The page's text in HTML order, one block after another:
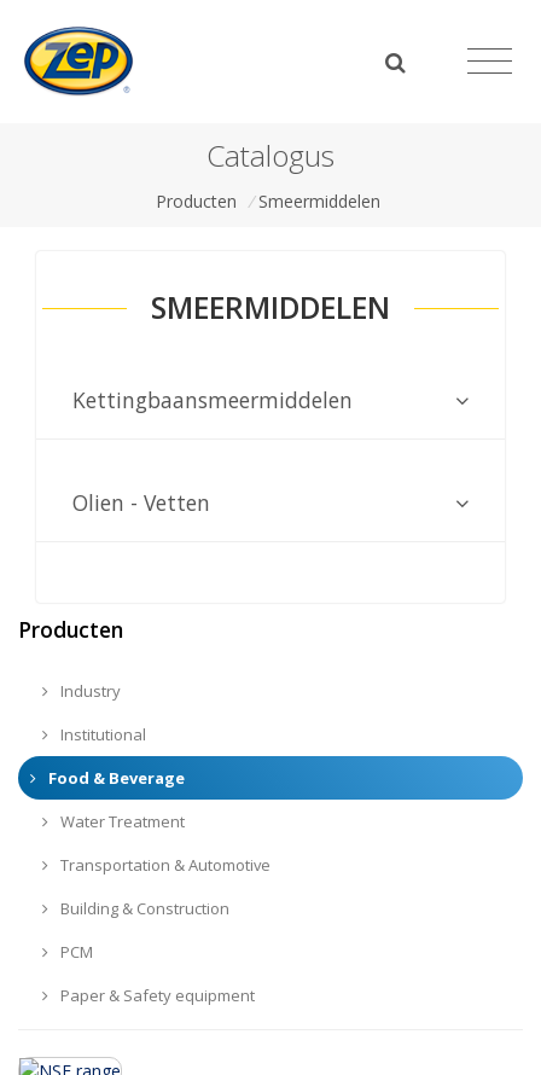
Catalogus
Producten /Smeermiddelen
SMEERMIDDELEN
Kettingbaansmeermiddelen
Olien - Vetten
Producten
Industry
Institutional
Food & Beverage
Water Treatment
Transportation & Automotive
Building & Construction
PCM
Paper & Safety equipment